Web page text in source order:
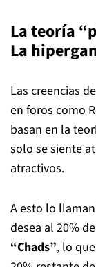
La teoría
La
Las creencias
en foros como
basan en la
solo se siente
atractivos.
A esto lo llaman
desea al 20%
“Chads”, lo